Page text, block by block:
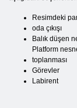
Resimdeki
oda çıkışı
Balık düşen
Platform
toplanması
Görevler
Labirent